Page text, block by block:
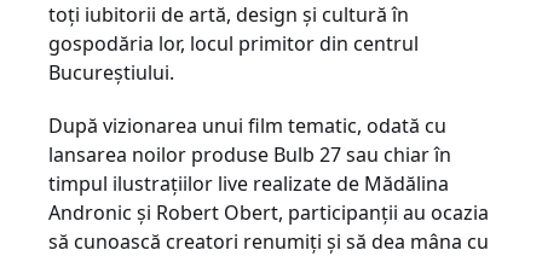
toți iubitorii de artă, design și cultură în
gospodăria lor, locul primitor din centrul
Bucureștiului.
După vizionarea unui film tematic, odată cu
lansarea noilor produse Bulb 27 sau chiar în
timpul ilustrațiilor live realizate de Mădălina
Andronic și Robert Obert, participanții au ocazia
să cunoască creatori renumiți și să dea mâna cu